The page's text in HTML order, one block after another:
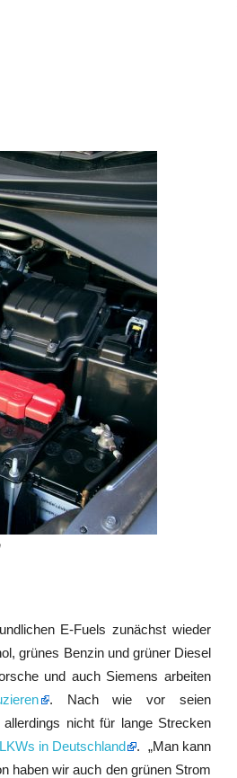
E-Fuels zunächst wieder
grünes Benzin und grüner Diesel
und auch Siemens arbeiten
. Nach wie vor seien
nicht für lange Strecken
in Deutschland
. „Man kann
haben wir auch den grünen Strom